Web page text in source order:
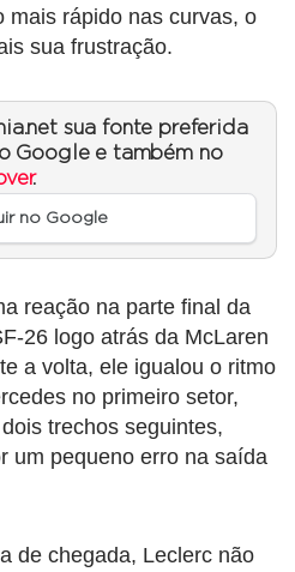
mais rápido nas curvas, o
sua frustração.
sua fonte preferida
Google e também no
.
no Google
reação na parte final da
26 logo atrás da McLaren
a volta, ele igualou o ritmo
no primeiro setor,
trechos seguintes,
um pequeno erro na saída
de chegada, Leclerc não